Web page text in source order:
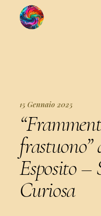
15 Gennaio 2025
frastuono”
Esposito –
Curiosa